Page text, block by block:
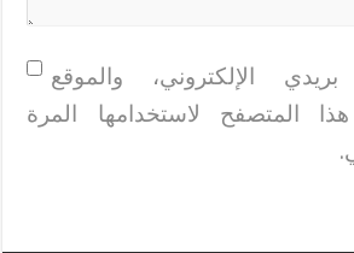
الإلكتروني، والموقع
المتصفح لاستخدامها المرة